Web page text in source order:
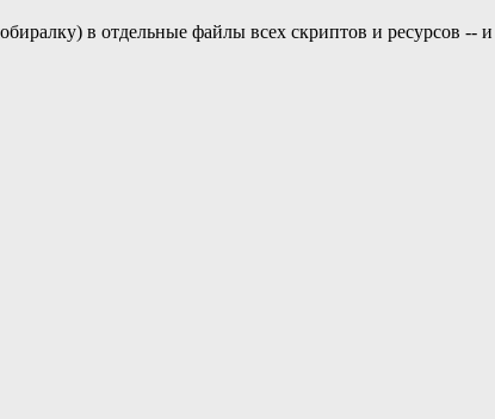
в отдельные файлы всех скриптов и ресурсов --